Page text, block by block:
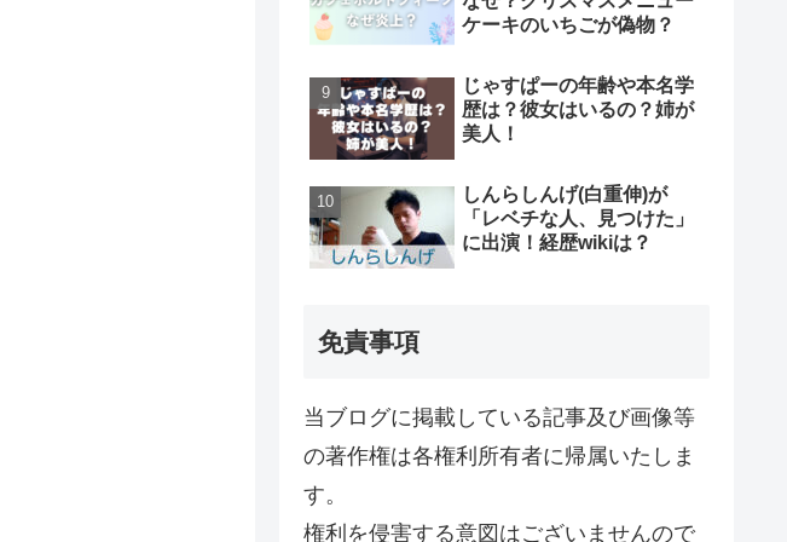
ケーキのいちごが偽物？
じゃすぱーの年齢や本名学
歴は？彼女はいるの？姉が
美人！
しんらしんげ(白重伸)が
「レベチな人、見つけた」
に出演！経歴wikiは？
免責事項
当ブログに掲載している記事及び画像等
の著作権は各権利所有者に帰属いたしま
す。
権利を侵害する意図はございませんので